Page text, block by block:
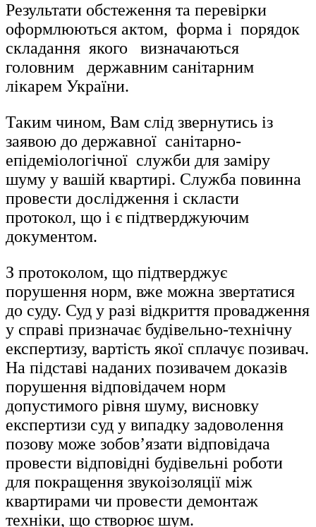
Результати обстеження та перевірки
оформлюються актом, форма і порядок
складання якого визначаються
головним державним санітарним
лікарем України.
Таким чином, Вам слід звернутись із
заявою до державної санітарно-
епідеміологічної служби для заміру
шуму у вашій квартирі. Служба повинна
провести дослідження і скласти
протокол, що і є підтверджуючим
документом.
З протоколом, що підтверджує
порушення норм, вже можна звертатися
до суду. Суд у разі відкриття провадження
у справі призначає будівельно-технічну
експертизу, вартість якої сплачує позивач.
На підставі наданих позивачем доказів
порушення відповідачем норм
допустимого рівня шуму, висновку
експертизи суд у випадку задоволення
позову може зобов’язати відповідача
провести відповідні будівельні роботи
для покращення звукоізоляції між
квартирами чи провести демонтаж
техніки, що створює шум.